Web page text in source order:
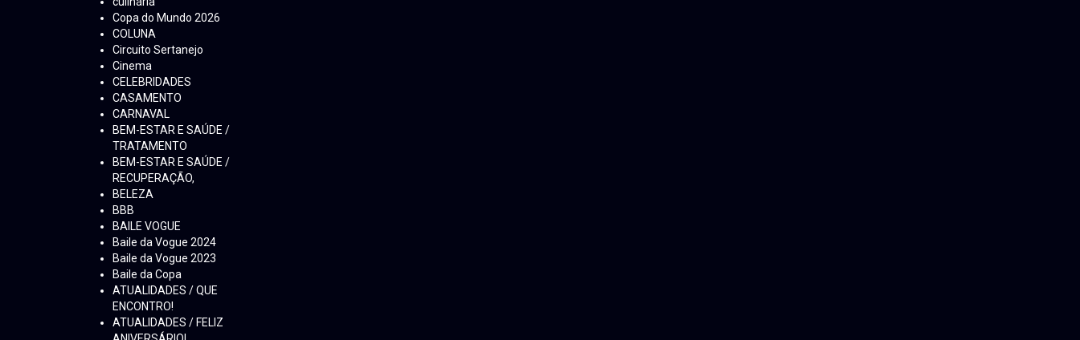
Copa do Mundo 2026
COLUNA
Circuito Sertanejo
Cinema
CELEBRIDADES
CASAMENTO
CARNAVAL
BEM-ESTAR E SAÚDE /
TRATAMENTO
BEM-ESTAR E SAÚDE /
RECUPERAÇÃO,
BELEZA
BBB
BAILE VOGUE
Baile da Vogue 2024
Baile da Vogue 2023
Baile da Copa
ATUALIDADES / QUE
ENCONTRO!
ATUALIDADES / FELIZ